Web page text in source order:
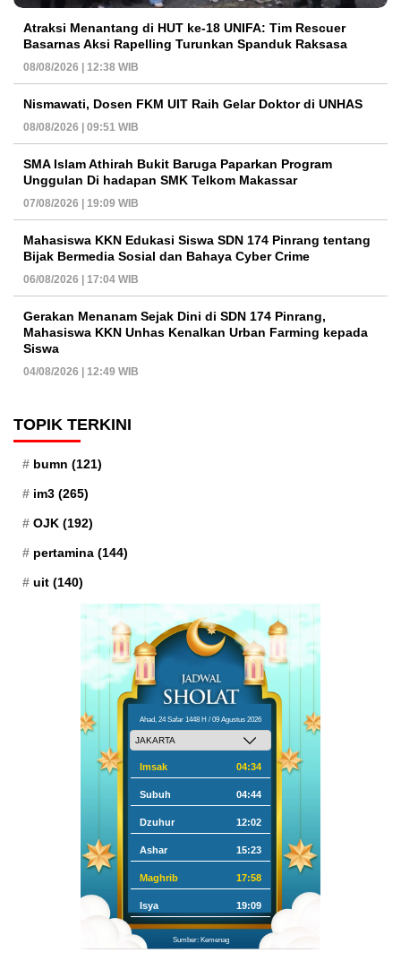
Atraksi Menantang di HUT ke-18 UNIFA: Tim Rescuer
Basarnas Aksi Rapelling Turunkan Spanduk Raksasa
08/08/2026 | 12:38 WIB
Nismawati, Dosen FKM UIT Raih Gelar Doktor di UNHAS
08/08/2026 | 09:51 WIB
SMA Islam Athirah Bukit Baruga Paparkan Program
Unggulan Di hadapan SMK Telkom Makassar
07/08/2026 | 19:09 WIB
Mahasiswa KKN Edukasi Siswa SDN 174 Pinrang tentang
Bijak Bermedia Sosial dan Bahaya Cyber Crime
06/08/2026 | 17:04 WIB
Gerakan Menanam Sejak Dini di SDN 174 Pinrang,
Mahasiswa KKN Unhas Kenalkan Urban Farming kepada
Siswa
04/08/2026 | 12:49 WIB
TOPIK TERKINI
bumn (121)
im3 (265)
OJK (192)
pertamina (144)
uit (140)
Ahad, 24 Safar 1448 H / 09 Agustus 2026
Imsak 04:34
Subuh 04:44
Dzuhur 12:02
Ashar 15:23
Maghrib 17:58
Isya 19:09
Sumber: Kemenag